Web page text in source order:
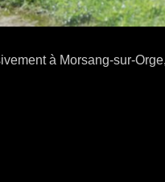
à Morsang-sur-